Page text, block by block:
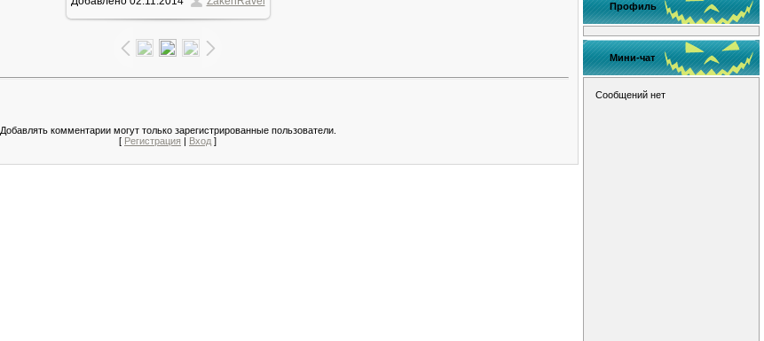
264.6Kb
Добавлять комментарии могут только зарегистрированные пользователи.
[ Регистрация | Вход ]
Профиль
Мини-чат